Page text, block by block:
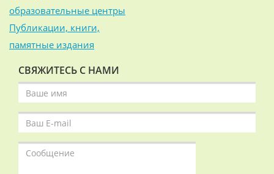
образовательные центры
Публикации, книги,
памятные издания
СВЯЖИТЕСЬ С НАМИ